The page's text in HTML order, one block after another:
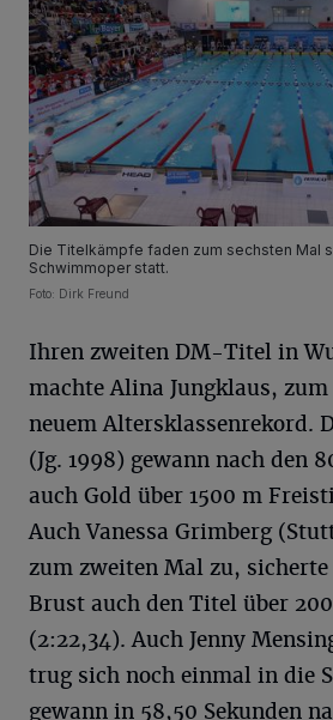
Die Titelkämpfe faden zum sechsten Mal
Schwimmoper statt.
Foto: Dirk Freund
Ihren zweiten DM-Titel in
machte Alina Jungklaus,
neuem Altersklassenrekord.
(Jg. 1998) gewann nach den
auch Gold über 1500 m
Auch Vanessa Grimberg
zum zweiten Mal zu, sicherte
Brust auch den Titel über
(2:22,34). Auch Jenny
trug sich noch einmal in die
gewann in 58,50 Sekunden